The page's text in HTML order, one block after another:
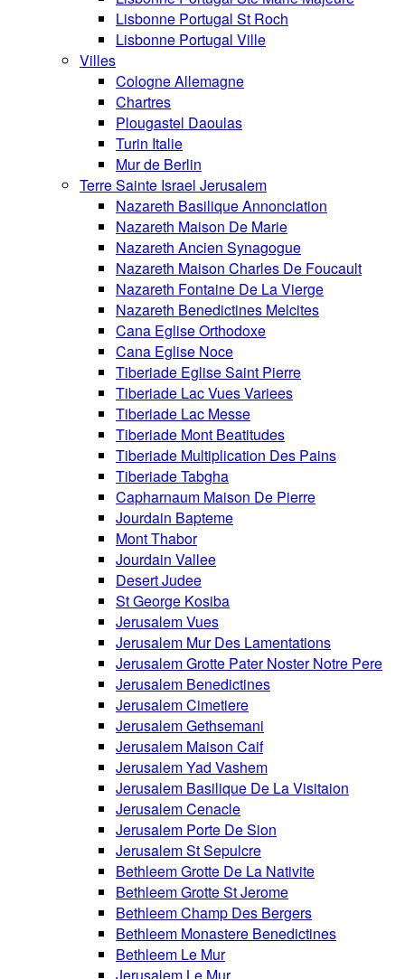
Lisbonne Portugal St Roch
Lisbonne Portugal Ville
Villes
Cologne Allemagne
Chartres
Plougastel Daoulas
Turin Italie
Mur de Berlin
Terre Sainte Israel Jerusalem
Nazareth Basilique Annonciation
Nazareth Maison De Marie
Nazareth Ancien Synagogue
Nazareth Maison Charles De Foucault
Nazareth Fontaine De La Vierge
Nazareth Benedictines Melcites
Cana Eglise Orthodoxe
Cana Eglise Noce
Tiberiade Eglise Saint Pierre
Tiberiade Lac Vues Variees
Tiberiade Lac Messe
Tiberiade Mont Beatitudes
Tiberiade Multiplication Des Pains
Tiberiade Tabgha
Capharnaum Maison De Pierre
Jourdain Bapteme
Mont Thabor
Jourdain Vallee
Desert Judee
St George Kosiba
Jerusalem Vues
Jerusalem Mur Des Lamentations
Jerusalem Grotte Pater Noster Notre Pere
Jerusalem Benedictines
Jerusalem Cimetiere
Jerusalem Gethsemani
Jerusalem Maison Caif
Jerusalem Yad Vashem
Jerusalem Basilique De La Visitaion
Jerusalem Cenacle
Jerusalem Porte De Sion
Jerusalem St Sepulcre
Bethleem Grotte De La Nativite
Bethleem Grotte St Jerome
Bethleem Champ Des Bergers
Bethleem Monastere Benedictines
Bethleem Le Mur